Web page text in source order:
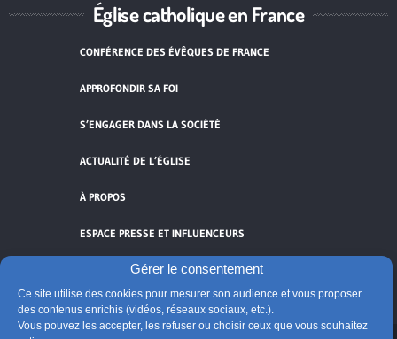
Gérer le consentement
Ce site utilise des cookies pour mesurer son audience et vous proposer
des contenus enrichis (vidéos, réseaux sociaux, etc.).
Vous pouvez les accepter, les refuser ou choisir ceux que vous souhaitez
Église catholique en France
CONFÉRENCE DES ÉVÊQUES DE FRANCE
APPROFONDIR SA FOI
S’ENGAGER DANS LA SOCIÉTÉ
ACTUALITÉ DE L’ÉGLISE
À PROPOS
ESPACE PRESSE ET INFLUENCEURS